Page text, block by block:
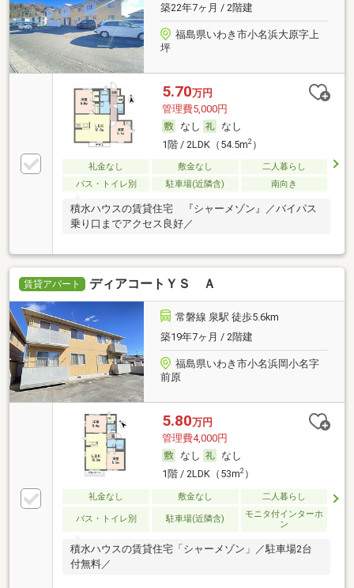
築22年7ヶ月 / 2階建
福島県いわき市小名浜大原字上
坪
5.70万円
管理費5,000円
なし
なし
1階 / 2LDK（54.5m2）
礼金なし 敷金なし
二人暮らし
バス・トイレ別
駐車場(近隣含) 南向き
積水ハウスの賃貸住宅 『シャーメゾン』／バイパス
乗り口までアクセス良好／
賃貸アパート ディアコートＹＳ Ａ
常磐線 泉駅 徒歩5.6km
築19年7ヶ月 / 2階建
福島県いわき市小名浜岡小名字
前原
5.80万円
管理費4,000円
なし
なし
1階 / 2LDK（53m2）
礼金なし 敷金なし 二人暮らし
バス・トイレ別 駐車場(近隣含)
モニタ付インターホ
ン
積水ハウスの賃貸住宅「シャーメゾン」／駐車場2台
付無料／